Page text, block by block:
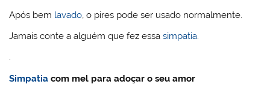
Após bem lavado, o pires pode ser usado normalmente.
Jamais conte a alguém que fez essasimpatia.
.
Simpatia com mel para adoçar o seu amor